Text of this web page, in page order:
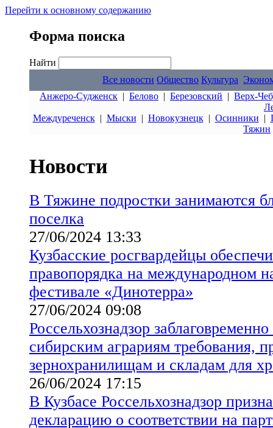
Перейти к основному содержанию
Форма поиска
Найти
Все новости Общество Культура
Анжеро-Судженск | Белово | Березовский | Верх-
Междуреченск| Мыски | Новокузнецк| Осинники |
Тяжин
Новости
В Тяжине подростки занимаются
поселка
27/06/2024 13:33
Кузбасские росгвардейцы
правопорядка на международном
фестивале «Динотерра»
27/06/2024 09:08
Россельхознадзор
сибирским аграриям требования,
зернохранилищам и складам для
26/06/2024 17:15
В Кузбасе Россельхознадзор
декларацию о соответствии на